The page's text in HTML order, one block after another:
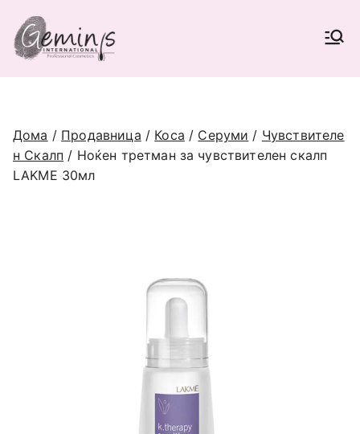
content
наменета само за регистрирани
Дома / Продавница / Коса / Серуми / Чувствителе
н Скалп / Ноќен третман за чувствителен скалп
LAKME 30мл